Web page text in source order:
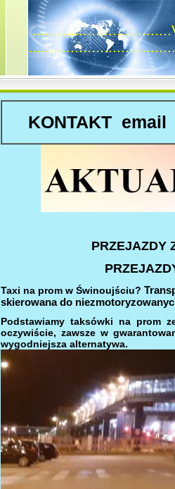
KONTAKT
PRZEJAZDY
Taxi na prom w Świnoujściu?
skierowana do
Podstawiamy taksówki na prom
oczywiście, zawsze w
wygodniejsza alternatywa.